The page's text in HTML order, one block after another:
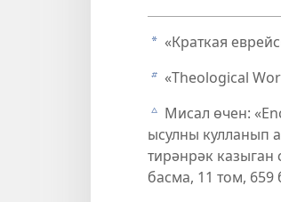
a «Краткая
b «Theological
c Мисал өчен:
ысулны кулланып
тирәнрәк казыган
басма, 11 том, 659